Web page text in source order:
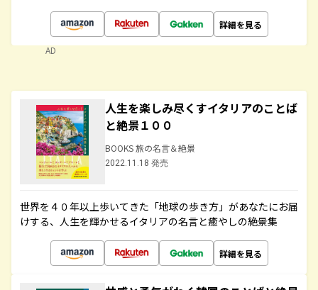
詳細を見る
AD
人生を楽しみ尽くすイタリアのことば
と絶景１００
BOOKS 旅の名言＆絶景
2022.11.18 発売
世界を４０年以上歩いてきた「地球の歩き方」があなたにお届
けする、人生を輝かせるイタリアの名言と癒やしの絶景集
詳細を見る